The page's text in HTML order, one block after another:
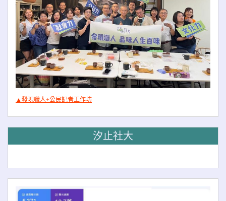
▲發現職人+公民記者工作坊
汐止社大